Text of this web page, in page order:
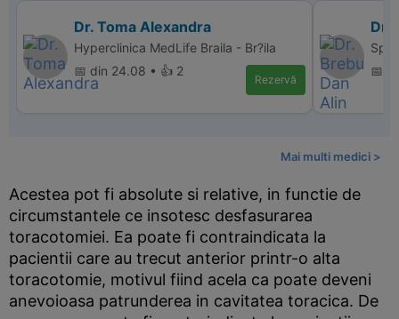
Dr. Toma Alexandra
Hyperclinica MedLife Braila - Br?ila
📅 din 24.08 • 👍 2
Rezervă
Dr.
📅
Mai multi medici >
Acestea pot fi absolute si relative, in functie de
circumstantele ce insotesc desfasurarea
toracotomiei. Ea poate fi contraindicata la
pacientii care au trecut anterior printr-o alta
toracotomie, motivul fiind acela ca poate deveni
anevoioasa patrunderea in cavitatea toracica. De